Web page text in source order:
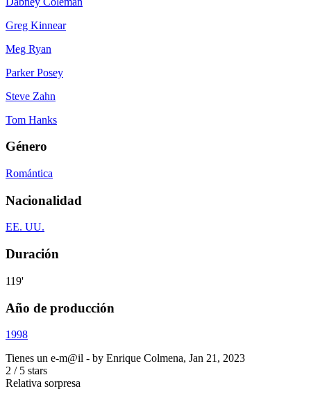
Greg Kinnear
Meg Ryan
Parker Posey
Steve Zahn
Tom Hanks
Género
Romántica
Nacionalidad
EE. UU.
Duración
119'
Año de producción
1998
Tienes un e-m@il - by Enrique Colmena, Jan 21, 2023
2 / 5 stars
Relativa sorpresa